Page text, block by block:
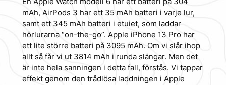
mAh, AirPods 3 har ett 35 mAh batteri i varje lur,
samt ett 345 mAh batteri i etuiet, som laddar
hörlurarna “on-the-go”. Apple iPhone 13 Pro har
ett lite större batteri på 3095 mAh. Om vi slår ihop
allt så får vi ut 3814 mAh i runda slängar. Men det
är inte hela sanningen i detta fall, förstås. Vi tappar
effekt genom den trådlösa laddningen i Apple